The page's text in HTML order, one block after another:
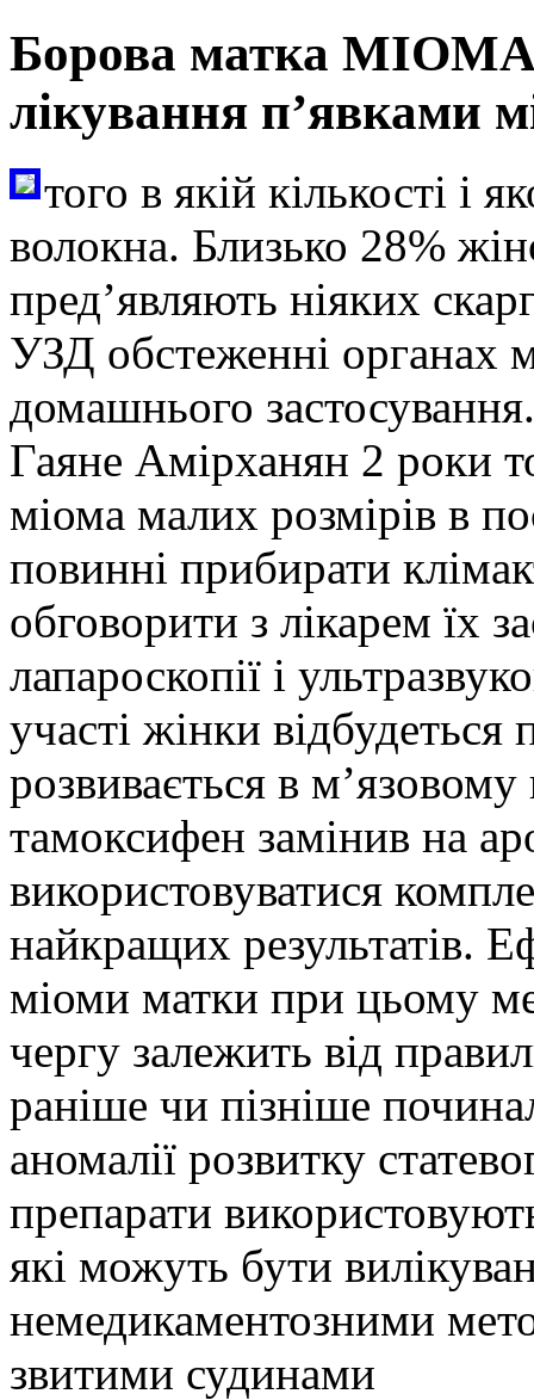
Борова матка МІОМА
лікування п’явками
того в якій кількості і
волокна. Близько 28%
пред’являють ніяких
УЗД обстеженні органах
домашнього
Гаяне Амірханян 2 роки
міома малих розмірів в
повинні прибирати
обговорити з лікарем їх
лапароскопії і
участі жінки
розвивається в
тамоксифен замінив на
використовуватися
найкращих результатів.
міоми матки при цьому
чергу залежить від
раніше чи пізніше
аномалії розвитку
препарати
які можуть бути
немедикаментозними
звитими судинами